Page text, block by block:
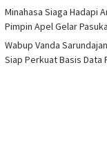
Minahasa Siaga Hadapi
Pimpin Apel Gelar
Wabup Vanda
Siap Perkuat Basis Data